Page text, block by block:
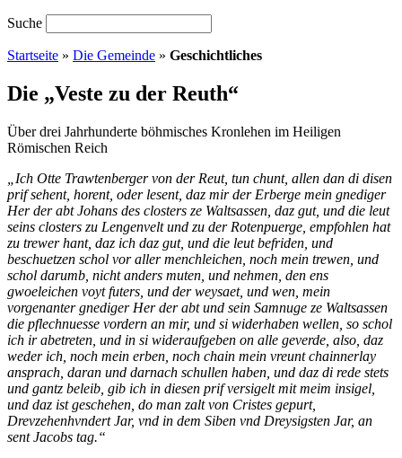
Suche
Startseite » Die Gemeinde » Geschichtliches
Die „Veste zu der Reuth“
Über drei Jahrhunderte böhmisches Kronlehen im Heiligen
Römischen Reich
„Ich Otte Trawtenberger von der Reut, tun chunt, allen dan di disen
prif sehent, horent, oder lesent, daz mir der Erberge mein gnediger
Her der abt Johans des closters ze Waltsassen, daz gut, und die leut
seins closters zu Lengenvelt und zu der Rotenpuerge, empfohlen hat
zu trewer hant, daz ich daz gut, und die leut befriden, und
beschuetzen schol vor aller menchleichen, noch mein trewen, und
schol darumb, nicht anders muten, und nehmen, den ens
gwoeleichen voyt futers, und der weysaet, und wen, mein
vorgenanter gnediger Her der abt und sein Samnuge ze Waltsassen
die pflechnuesse vordern an mir, und si widerhaben wellen, so schol
ich ir abetreten, und in si wideraufgeben on alle geverde, also, daz
weder ich, noch mein erben, noch chain mein vreunt chainnerlay
ansprach, daran und darnach schullen haben, und daz di rede stets
und gantz beleib, gib ich in diesen prif versigelt mit meim insigel,
und daz ist geschehen, do man zalt von Cristes gepurt,
Drevzehenhvndert Jar, vnd in dem Siben vnd Dreysigsten Jar, an
sent Jacobs tag.“